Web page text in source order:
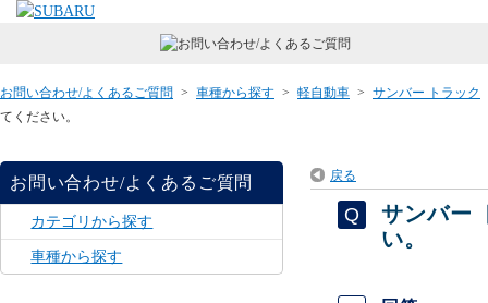
お問い合わせ/よくあるご質問 > 車種から探す > 軽自動車 > サンバー トラック
てください。
お問い合わせ/よくあるご質問
カテゴリから探す
車種から探す
戻る
サンバー
い。